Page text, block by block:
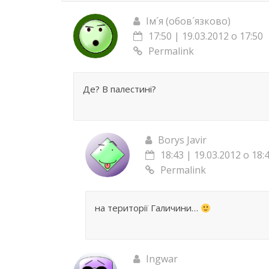
Ім´я (обов´язково)
17:50 | 19.03.2012 о 17:50
Permalink
Де? В палестині?
Borys Javir
18:43 | 19.03.2012 о
Permalink
на території Галичини…
Ingwar